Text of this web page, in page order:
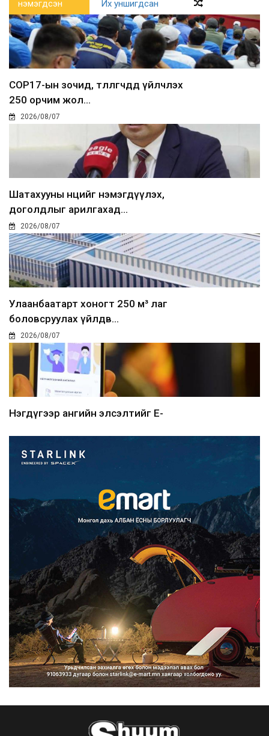
нэмэгдсэн
Их уншигдсан
COP17-ын зочид, төлөөлөгчдөд үйлчлэх
250 орчим жол...
2026/08/07
Шатахууны нөөцийг нэмэгдүүлэх,
доголдлыг арилгахад...
2026/08/07
Улаанбаатарт хоногт 250 м³ лаг
боловсруулах үйлдв...
2026/08/07
Нэгдүгээр ангийн элсэлтийг E-
Францад иргэд рүү зөвшөөрөлгүй
сурталчилгааны дууд...
2026/08/07
Нийтийн тээврийн Ч:19А чиглэлийн
замналд түр хугац...
2026/08/07